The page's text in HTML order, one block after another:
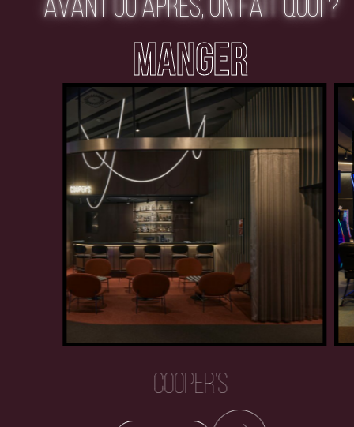
MANGER
COOPER'S